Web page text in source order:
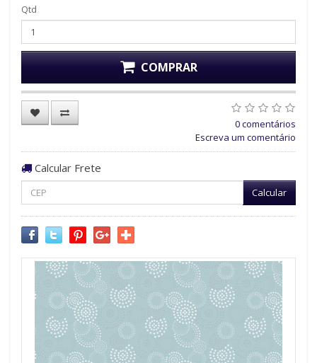
Qtd
COMPRAR
0 comentários
Escreva um comentário
Calcular Frete
Calcular